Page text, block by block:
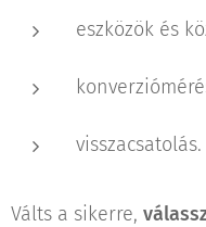
eszközök és
visszacsatolás.
Válts a sikerre,